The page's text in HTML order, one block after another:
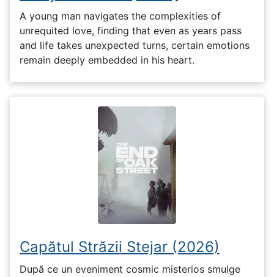
A young man navigates the complexities of
unrequited love, finding that even as years pass
and life takes unexpected turns, certain emotions
remain deeply embedded in his heart.
Capătul Străzii Stejar (2026)
După ce un eveniment cosmic misterios smulge